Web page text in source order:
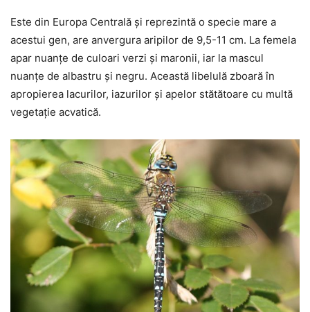
Este din Europa Centrală și reprezintă o specie mare a
acestui gen, are anvergura aripilor de 9,5-11 cm. La femela
apar nuanțe de culoari verzi și maronii, iar la mascul
nuanțe de albastru și negru. Această libelulă zboară în
apropierea lacurilor, iazurilor și apelor stătătoare cu multă
vegetație acvatică.